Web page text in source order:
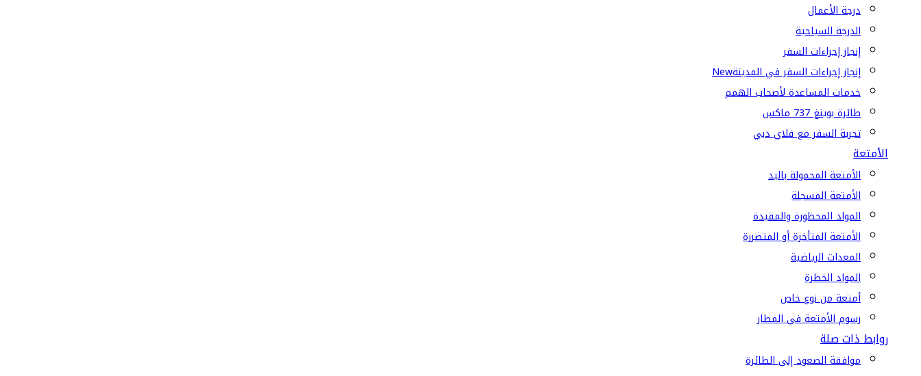
درجة الأعمال
الدرجة السياحية
إنجاز إجراءات السفر
إنجاز إجراءات السفر في المدينةNew
خدمات المساعدة لأصحاب الهمم
طائرة بوينغ 737 ماكس
تجربة السفر مع فلاي دبي
الأمتعة
الأمتعة المحمولة باليد
الأمتعة المسجلة
المواد المحظورة والمقيدة
الأمتعة المتأخرة أو المتضررة
المعدات الرياضية
المواد الخطرة
أمتعة من نوع خاص
رسوم الأمتعة في المطار
روابط ذات صلة
موافقة الصعود إلى الطائرة